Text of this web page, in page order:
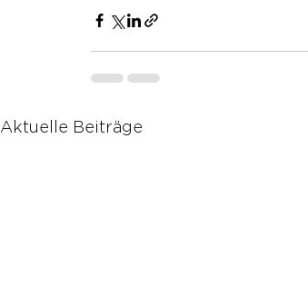
Aktuelle Beiträge